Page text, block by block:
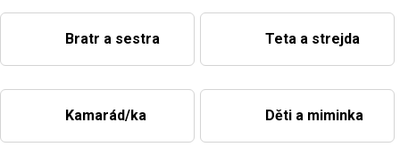
Domácnost
Kolekce
Oblečení
Bratr a sestra Teta a strejda
Kamarád/ka Děti a miminka